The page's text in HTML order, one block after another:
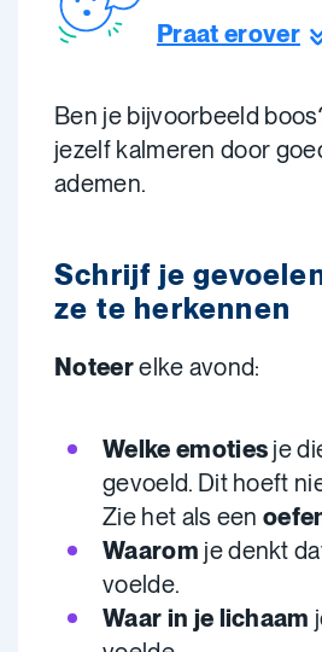
Praat erover
Ben je bijvoorbeeld
jezelf kalmeren door
ademen.
Schrijf je
ze te herkennen
Noteerelke avond:
Welke emoties je
gevoeld. Dit hoeft
Zie het als een
Waarom je denkt
voelde.
Waar in je lichaam